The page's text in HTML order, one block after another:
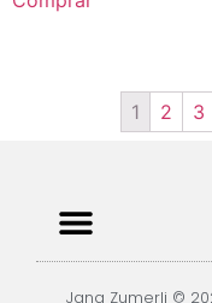
1 2 3
Jana Zumerli ©